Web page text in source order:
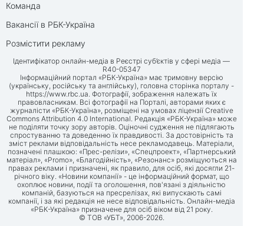
Команда
Вакансії в РБК-Україна
Розмістити рекламу
Ідентифікатор онлайн-медіа в Реєстрі суб’єктів у сфері медіа —
R40-05347
Інформаційний портал «РБК-Україна» має тримовну версію
(українську, російську та англійську), головна сторінка порталу -
https://www.rbc.ua. Фотографії, зображення належать їх
правовласникам. Всі фотографії на Порталі, авторами яких є
журналісти «РБК-Україна», розміщені на умовах ліцензії Creative
Commons Attribution 4.0 International. Редакція «РБК-Україна» може
не поділяти точку зору авторів. Оціночні судження не підлягають
спростуванню та доведенню їх правдивості. За достовірність та
зміст реклами відповідальність несе рекламодавець. Матеріали,
позначені плашкою: «Прес-релізи», «Спецпроект», «Партнерський
матеріал», «Promo», «Благодійність», «Резонанс» розміщуються на
правах реклами і призначені, як правило, для осіб, які досягли 21-
річного віку. «Новини компанії» - це інформаційний формат, що
охоплює новини, події та оголошення, пов'язані з діяльністю
компаній, базуються на пресрелізах, які випускають самі
компанії, і за які редакція не несе відповідальність. Онлайн-медіа
«РБК-Україна» призначене для осіб віком від 21 року.
© ТОВ «УБТ», 2006-2026.